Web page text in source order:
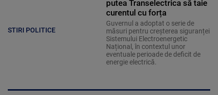
STIRI POLITICE
putea Transelectrica să taie
curentul cu forța
Guvernul a adoptat o serie de
măsuri pentru creșterea siguranței
Sistemului Electroenergetic
Național, în contextul unor
eventuale perioade de deficit de
energie electrică.